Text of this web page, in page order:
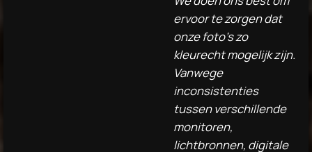
ervoor te zorgen dat
onze foto's zo
kleurecht mogelijk zijn.
Vanwege
inconsistenties
tussen verschillende
monitoren,
lichtbronnen, digitale